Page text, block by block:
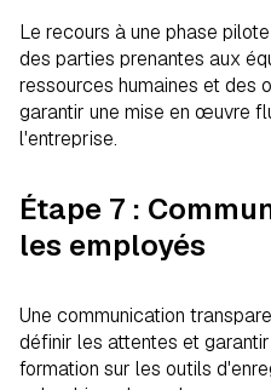
Le recours à une phase
des parties prenantes aux
ressources humaines et des
garantir une mise en œuvre
l'entreprise.
Étape 7 :
les employés
Une communication
définir les attentes et
formation sur les outils